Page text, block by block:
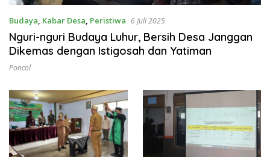
Budaya, Kabar Desa, Peristiwa 6 Juli 2025
Nguri-nguri Budaya Luhur, Bersih Desa Janggan
Dikemas dengan Istigosah dan Yatiman
Poncol